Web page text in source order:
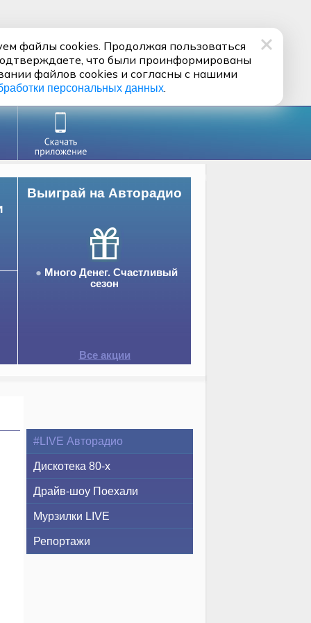
Выиграй на Авторадио
Много Денег. Счастливый
сезон
Все акции
#LIVE Авторадио
Дискотека 80-х
Драйв-шоу Поехали
Мурзилки LIVE
Репортажи
файлы cookies. Продолжая пользоваться
что были проинформированы
файлов cookies и согласны с нашими
персональных данных.